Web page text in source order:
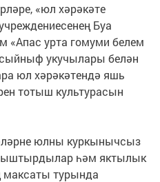
«юл хәрәкәте
Буа
«Апас урта гомуми белем
сыйныф укучылары белән
юл хәрәкәтендә яшь
тотыш культурасын
юлны куркынычсыз
һәм яктылык
максаты турында